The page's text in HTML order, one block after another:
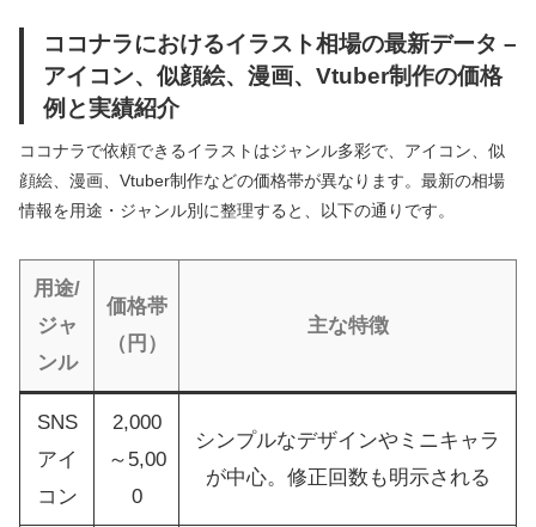
ココナラにおけるイラスト相場の最新データ –
アイコン、似顔絵、漫画、Vtuber制作の価格
例と実績紹介
ココナラで依頼できるイラストはジャンル多彩で、アイコン、似
顔絵、漫画、Vtuber制作などの価格帯が異なります。最新の相場
情報を用途・ジャンル別に整理すると、以下の通りです。
用途/
ジャ
ンル
価格帯
（円）
主な特徴
SNS
アイ
コン
2,000
～5,00
0
シンプルなデザインやミニキャラ
が中心。修正回数も明示される